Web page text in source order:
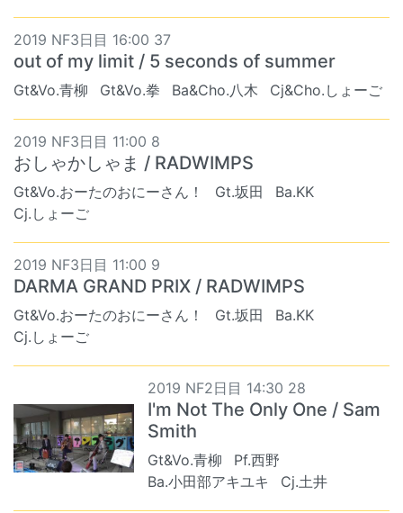
2019 NF3日目 16:00 37
out of my limit / 5 seconds of summer
Gt&Vo.青柳 Gt&Vo.拳 Ba&Cho.八木 Cj&Cho.しょーご
2019 NF3日目 11:00 8
おしゃかしゃま / RADWIMPS
Gt&Vo.おーたのおにーさん！ Gt.坂田
Ba.KK
Cj.しょーご
2019 NF3日目 11:00 9
DARMA GRAND PRIX / RADWIMPS
Gt&Vo.おーたのおにーさん！ Gt.坂田
Ba.KK
Cj.しょーご
2019 NF2日目 14:30 28
I'm Not The Only One / Sam
Smith
Gt&Vo.青柳
Pf.西野
Ba.小田部アキユキ
Cj.土井